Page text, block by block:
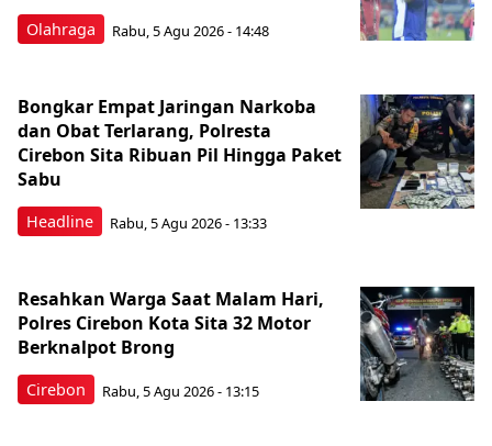
Olahraga Rabu, 5 Agu 2026 - 14:48
Headline
Bongkar Empat Jaringan Narkoba
dan Obat Terlarang, Polresta
Cirebon Sita Ribuan Pil Hingga Paket
Sabu
Rabu, 5 Agu 2026 - 13:33
Cirebon
Resahkan Warga Saat Malam Hari,
Polres Cirebon Kota Sita 32 Motor
Berknalpot Brong
Rabu, 5 Agu 2026 - 13:15